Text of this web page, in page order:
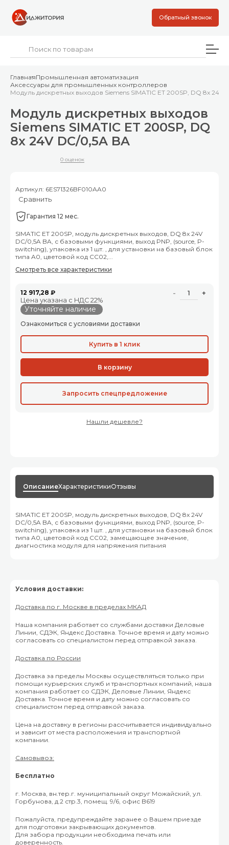
Обратный звонок
ГлавнаяПромышленная автоматизация
Аксессуары для промышленных контроллеров
Модуль дискретных выходов Siemens SIMATIC ET 200SP, DQ 8x 24V
Модуль дискретных выходов
Siemens SIMATIC ET 200SP, DQ
8x 24V DC/0,5A BA
0 оценок
Артикул: 6ES71326BF010AA0
Сравнить
Гарантия 12 мес.
SIMATIC ET 200SP, модуль дискретных выходов, DQ 8x 24V
DC/0,5A BA, с базовыми функциями, выход PNP, (source, P-
switching), упаковка из 1 шт. , для установки на базовый блок
типа A0, цветовой код CC02,...
Смотреть все характеристики
12 917,28 ₽
Цена указана с НДС 22%
Уточняйте наличие
- +
Ознакомиться с условиями доставки
Купить в 1 клик
В корзину
Запросить спецпредложение
Нашли дешевле?
ОписаниеХарактеристикиОтзывы
SIMATIC ET 200SP, модуль дискретных выходов, DQ 8x 24V
DC/0,5A BA, с базовыми функциями, выход PNP, (source, P-
switching), упаковка из 1 шт. , для установки на базовый блок
типа A0, цветовой код CC02, замещающее значение,
диагностика модуля для напряжения питания
Условия доставки:
Доставка по г. Москве в пределах МКАД
Наша компания работает со службами доставки Деловые
Линии, СДЭК, Яндекс Доставка. Точное время и дату можно
согласовать со специалистом перед отправкой заказа.
Доставка по России
Доставка за пределы Москвы осуществляться только при
помощи курьерских служб и транспортных компаний, наша
компания работает со СДЭК, Деловые Линии, Яндекс
Доставка. Точное время и дату можно согласовать со
специалистом перед отправкой заказа.
Цена на доставку в регионы рассчитывается индивидуально
и зависит от места расположения и транспортной
компании.
Самовывоз:
Бесплатно
г. Москва, вн.тер.г. муниципальный округ Можайский, ул.
Горбунова, д.2 стр.3, помещ. 9/6, офис B619
Пожалуйста, предупреждайте заранее о Вашем приезде
для подготовки закрывающих документов.
Для забора продукции необходима печать или
доверенность.